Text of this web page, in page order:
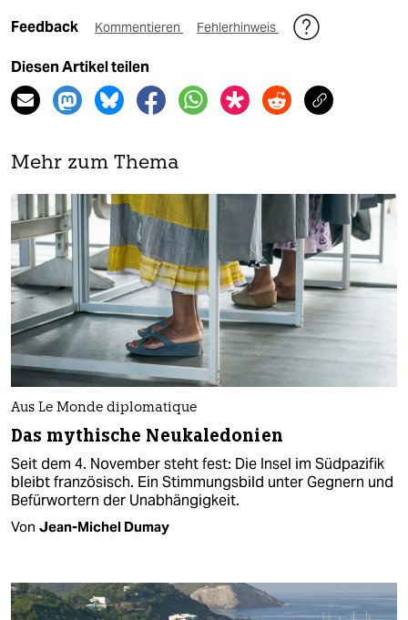
Feedback Kommentieren Fehlerhinweis
Diesen Artikel teilen
Mehr zum Thema
Aus Le Monde diplomatique
Das mythische Neukaledonien
Seit dem 4. November steht fest: Die Insel im Südpazifik
bleibt französisch. Ein Stimmungsbild unter Gegnern und
Befürwortern der Unabhängigkeit.
Von Jean-Michel Dumay